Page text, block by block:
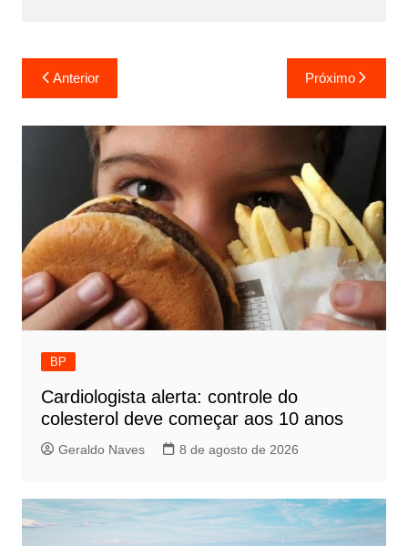
Navegação
de
Post
Anterior Próximo
BP
Cardiologista alerta: controle do
colesterol deve começar aos 10 anos
Geraldo Naves 8 de agosto de 2026